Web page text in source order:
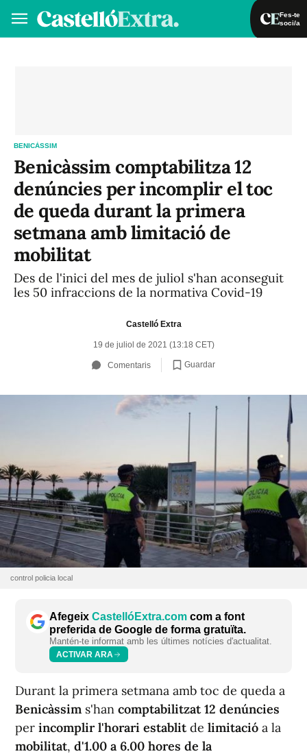
Fes-te
soci/a
BENICÀSSIM
Benicàssim comptabilitza 12
denúncies per incomplir el toc
de queda durant la primera
setmana amb limitació de
mobilitat
Des de l'inici del mes de juliol s'han aconseguit
les 50 infraccions de la normativa Covid-19
Castelló Extra
19 de juliol de 2021 (13:18 CET)
Comentaris Guardar
control policia local
Afegeix CastellóExtra.com com a font
preferida de Google de forma gratuïta.
Mantén-te informat amb les últimes notícies d'actualitat.
ACTIVAR ARA
Durant la primera setmana amb toc de queda a
Benicàssim s'han comptabilitzat 12 denúncies
per incomplir l'horari establitde limitació a la
mobilitat, d'1.00 a 6.00 hores de la